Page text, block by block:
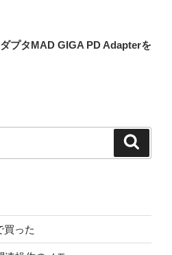
プタMAD GIGA PD Adapterを
買った